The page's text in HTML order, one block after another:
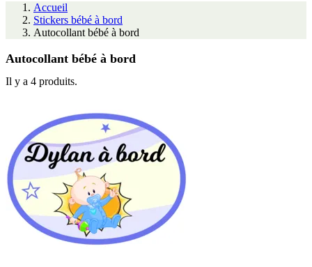
Accueil
Stickers bébé à bord
Autocollant bébé à bord
Autocollant bébé à bord
Il y a 4 produits.